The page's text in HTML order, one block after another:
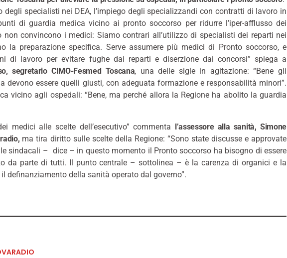
degli specialisti nei DEA, l’impiego degli specializzandi con contratti di lavoro in
di guardia medica vicino ai pronto soccorso per ridurre l’iper-afflusso dei
non convincono i medici: Siamo contrari all’utilizzo di specialisti dei reparti nei
la preparazione specifica. Serve assumere più medici di Pronto soccorso, e
di lavoro per evitare fughe dai reparti e diserzione dai concorsi” spiega a
segretario CIMO-Fesmed Toscana, una delle sigle in agitazione: “Bene gli
devono essere quelli giusti, con adeguata formazione e responsabilità minori”.
vicino agli ospedali: “Bene, ma perché allora la Regione ha abolito la guardia
medici alle scelte dell’esecutivo” commenta
l’assessore alla sanità, Simone
ma tira diritto sulle scelte della Regione: “Sono state discusse e approvate
sindacali – dice – in questo momento il Pronto soccorso ha bisogno di essere
da parte di tutti. Il punto centrale – sottolinea – è la carenza di organici e la
definanziamento della sanità operato dal governo”.